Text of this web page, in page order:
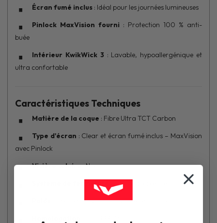
Écran fumé inclus : Idéal pour les journées lumineuses
Pinlock MaxVision fourni : Protection 100 % anti-
buée
Intérieur KwikWick 3 : Lavable, hypoallergénique et
ultra confortable
Caractéristiques Techniques
Matière de la coque : Fibre Ultra TCT Carbon
Type d'écran : Clear et écran fumé inclus – MaxVision
avec Pinlock
Visière solaire: Non
Système de fermeture
: Boucle double D en titane
: Environ 1350 g (+/- 50 g selon la taille)